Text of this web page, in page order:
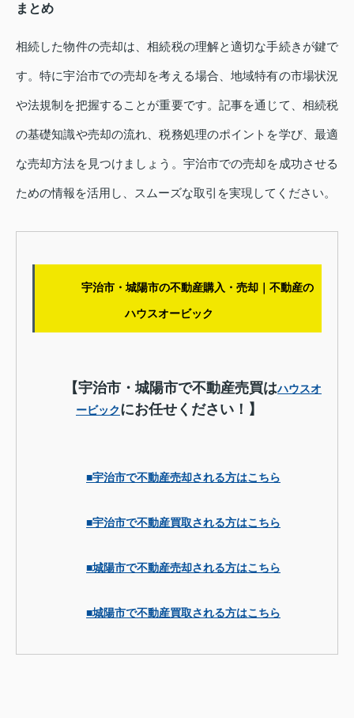
まとめ
相続した物件の売却は、相続税の理解と適切な手続きが鍵で
す。特に宇治市での売却を考える場合、地域特有の市場状況
や法規制を把握することが重要です。記事を通じて、相続税
の基礎知識や売却の流れ、税務処理のポイントを学び、最適
な売却方法を見つけましょう。宇治市での売却を成功させる
ための情報を活用し、スムーズな取引を実現してください。
宇治市・城陽市の不動産購入・売却｜不動産の
ハウスオービック
【宇治市・城陽市で不動産売買はハウスオ
ービックにお任せください！】
■宇治市で不動産売却される方はこちら
■宇治市で不動産買取される方はこちら
■城陽市で不動産売却される方はこちら
■城陽市で不動産買取される方はこちら